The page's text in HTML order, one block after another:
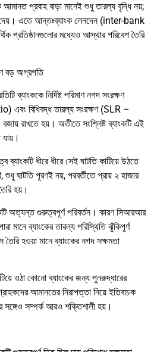
আমানত প্রবাহ বাড়া মানেই শুধু তারল্য বৃদ্ধি নয়;
দেয়। এতে আন্তঃব্যাংক লেনদেন (inter-bank
মধ্যেও আস্থার পরিবেশ তৈরি
বড় অগ্রগতি
ব্যাংককে নির্দিষ্ট পরিমাণ নগদ সংরক্ষণ
বিধিবদ্ধ তারল্য সংরক্ষণ (SLR –
হয়। অতীতে সংশ্লিষ্ট ব্যাংকটি এই
ধীরে ধীরে সেই ঘাটতি কাটিয়ে উঠতে
ঘাটতি পূরণই নয়, পরবর্তীতে প্রায় ২ হাজার
হয়।
অত্যন্ত গুরুত্বপূর্ণ পরিবর্তন। কারণ সিআরআর
মানে ব্যাংকের তারল্য পরিস্থিতি ঝুঁকিপূর্ণ
হওয়া মানে ব্যাংকের নগদ সক্ষমতা
ওঠা কোনো ব্যাংকের জন্য পুনরুদ্ধারের
আমানতের নিরাপত্তা নিয়ে ইতিবাচক
সঙ্গেও সম্পর্ক আরও শক্তিশালী হয়।